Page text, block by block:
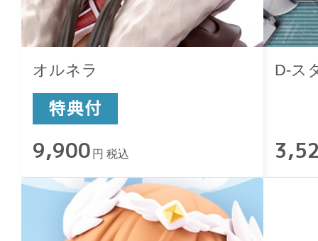
オルネラ
9,900 円 税込
D-ス